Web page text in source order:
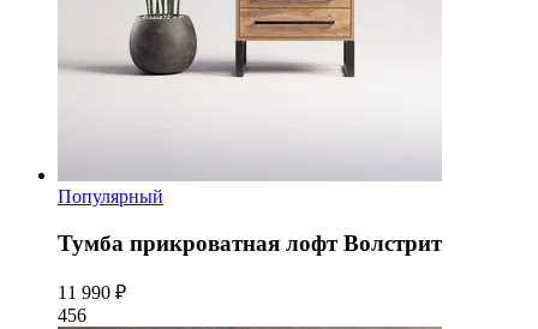
Популярный
Тумба прикроватная лофт Волстрит
11 990 ₽
456